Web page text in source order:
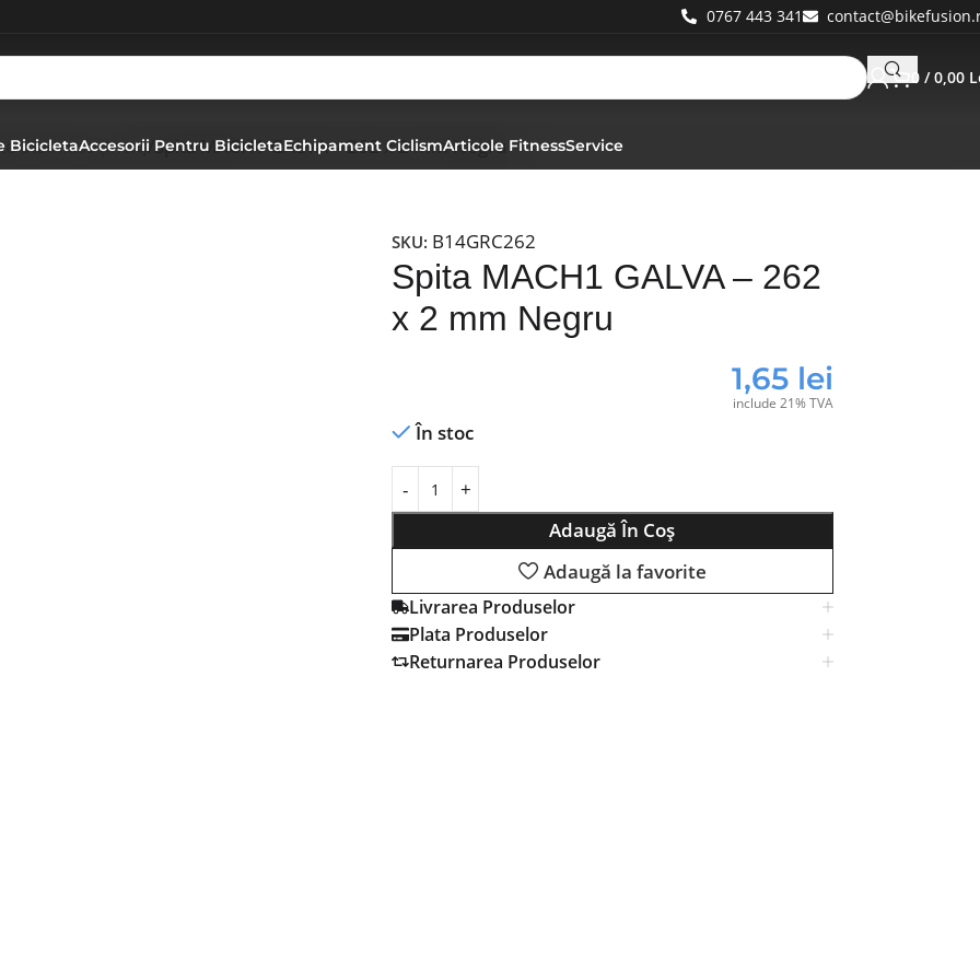
0767 443 341
0 / 0,00
BicicletaAccesorii Pentru BicicletaEchipament CiclismArticole FitnessService
Stainless (Inox) Spita MACH1 GALVA – 262 x 2 mm Negru
SKU: B14GRC262
Spita MACH1 GALVA – 262
x 2 mm Negru
1,65 lei
include 21% TVA
În stoc
Adaugă În Coș
Adaugă la favorite
Livrarea Produselor
Plata Produselor
Returnarea Produselor